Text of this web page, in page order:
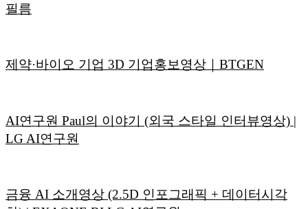
필름
제약·바이오 기업 3D 기업홍보영상｜BTGEN
AI연구원 Paul의 이야기 (외국 스타일 인터뷰영상) |
LG AI연구원
금융 AI 소개영상 (2.5D 인포그래픽 + 데이터시각